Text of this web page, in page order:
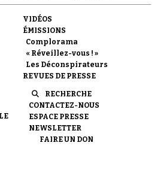
VIDÉOS
ÉMISSIONS
Complorama
« Réveillez-vous ! »
Les Déconspirateurs
REVUES DE PRESSE
RECHERCHE
CONTACTEZ-NOUS
ESPACE PRESSE
NEWSLETTER
FAIRE UN DON